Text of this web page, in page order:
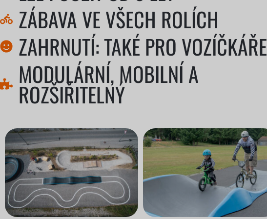
ZÁBAVA VE VŠECH ROLÍCH
ZAHRNUTÍ: TAKÉ PRO VOZÍČKÁŘE
MODULÁRNÍ, MOBILNÍ A
ROZŠIŘITELNÝ